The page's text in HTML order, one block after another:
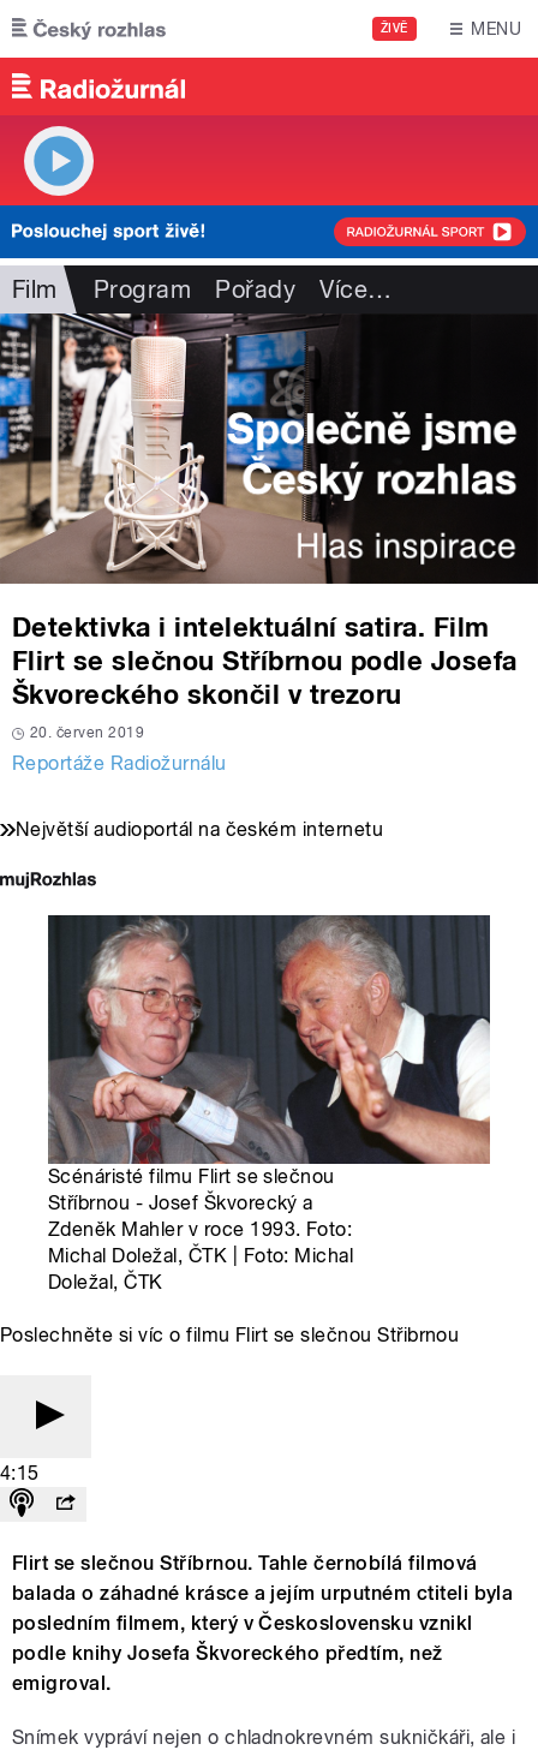
Přejít k hlavnímu obsahu
ŽIVĚ MENU
Film Program Pořady Více…
Detektivka i intelektuální satira. Film
Flirt se slečnou Stříbrnou podle Josefa
Škvoreckého skončil v trezoru
20. červen 2019
Reportáže Radiožurnálu
Největší audioportál na českém internetu
Scénáristé filmu Flirt se slečnou
Stříbrnou - Josef Škvorecký a
Zdeněk Mahler v roce 1993. Foto:
Michal Doležal, ČTK | Foto: Michal
Doležal, ČTK
Poslechněte si víc o filmu Flirt se slečnou Střibrnou
4:15
Flirt se slečnou Stříbrnou. Tahle černobílá filmová
balada o záhadné krásce a jejím urputném ctiteli byla
posledním filmem, který v Československu vznikl
podle knihy Josefa Škvoreckého předtím, než
emigroval.
Snímek vypráví nejen o chladnokrevném sukničkáři, ale i